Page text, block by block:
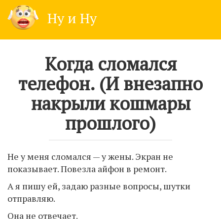
content
Ну и Ну
Когда сломался
телефон. (И внезапно
накрыли кошмары
прошлого)
Не у меня сломался — у жены. Экран не
показывает. Повезла айфон в ремонт.
А я пишу ей, задаю разные вопросы, шутки
отправляю.
Она не отвечает.